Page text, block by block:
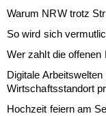
Warum NRW trotz
So wird sich
Wer zahlt die offenen
Digitale
Wirtschaftsstandort
Hochzeit feiern am